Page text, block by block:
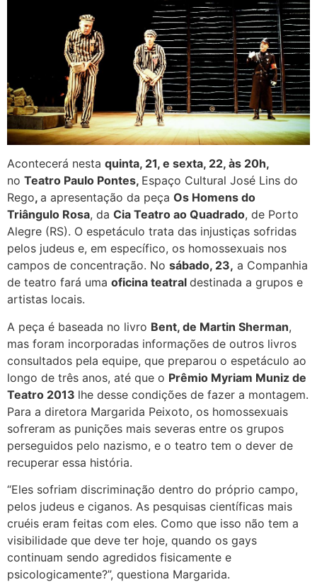
Acontecerá nesta quinta, 21, e sexta, 22, às 20h,
no Teatro Paulo Pontes, Espaço Cultural José Lins do
Rego, a apresentação da peça Os Homens do
Triângulo Rosa, da Cia Teatro ao Quadrado, de Porto
Alegre (RS). O espetáculo trata das injustiças sofridas
pelos judeus e, em específico, os homossexuais nos
campos de concentração. No sábado, 23, a Companhia
de teatro fará uma oficina teatral destinada a grupos e
artistas locais.
A peça é baseada no livro Bent, de Martin Sherman,
mas foram incorporadas informações de outros livros
consultados pela equipe, que preparou o espetáculo ao
longo de três anos, até que o Prêmio Myriam Muniz de
Teatro 2013 lhe desse condições de fazer a montagem.
Para a diretora Margarida Peixoto, os homossexuais
sofreram as punições mais severas entre os grupos
perseguidos pelo nazismo, e o teatro tem o dever de
recuperar essa história.
“Eles sofriam discriminação dentro do próprio campo,
pelos judeus e ciganos. As pesquisas científicas mais
cruéis eram feitas com eles. Como que isso não tem a
visibilidade que deve ter hoje, quando os gays
continuam sendo agredidos fisicamente e
psicologicamente?”, questiona Margarida.